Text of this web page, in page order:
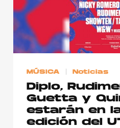
Cover
© 2015-2022 UMOMAG.
DERECHOS
MÚSICA Noticias
Diplo,
Guetta y
estarán en
edición del